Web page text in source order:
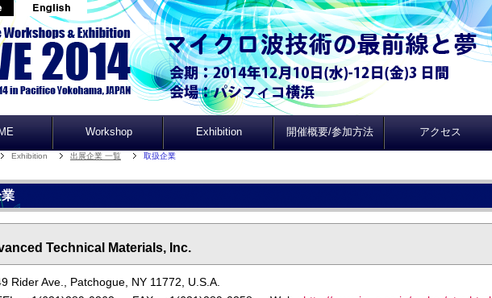
Workshop Exhibition 開催概要/参加方法 アクセス
Exhibition 出展企業 一覧 取扱企業
Technical Materials, Inc.
Rider Ave., Patchogue, NY 11772, U.S.A.